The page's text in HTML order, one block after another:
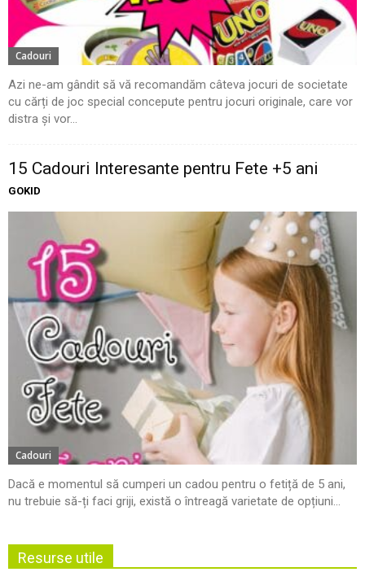
Cadouri
Azi ne-am gândit să vă recomandăm câteva jocuri de societate
cu cărți de joc special concepute pentru jocuri originale, care vor
distra și vor...
15 Cadouri Interesante pentru Fete +5 ani
GOKID
Cadouri
Dacă e momentul să cumperi un cadou pentru o fetiță de 5 ani,
nu trebuie să-ți faci griji, există o întreagă varietate de opțiuni...
Resurse utile